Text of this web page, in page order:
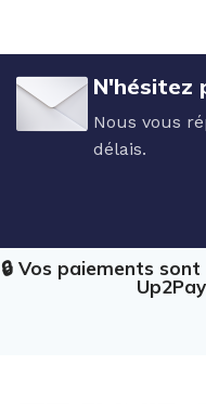
N'hésitez
Nous vous
délais.
🔒 Vos paiements